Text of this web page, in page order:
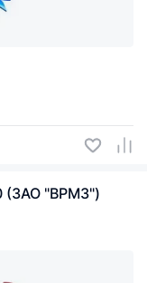
(ЗАО "ВРМЗ")